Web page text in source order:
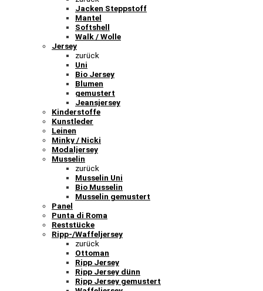
Jacken Steppstoff
Mantel
Softshell
Walk / Wolle
Jersey
zurück
Uni
Bio Jersey
Blumen
gemustert
Jeansjersey
Kinderstoffe
Kunstleder
Leinen
Minky / Nicki
Modaljersey
Musselin
zurück
Musselin Uni
Bio Musselin
Musselin gemustert
Panel
Punta di Roma
Reststücke
Ripp-/Waffeljersey
zurück
Ottoman
Ripp Jersey
Ripp Jersey dünn
Ripp Jersey gemustert